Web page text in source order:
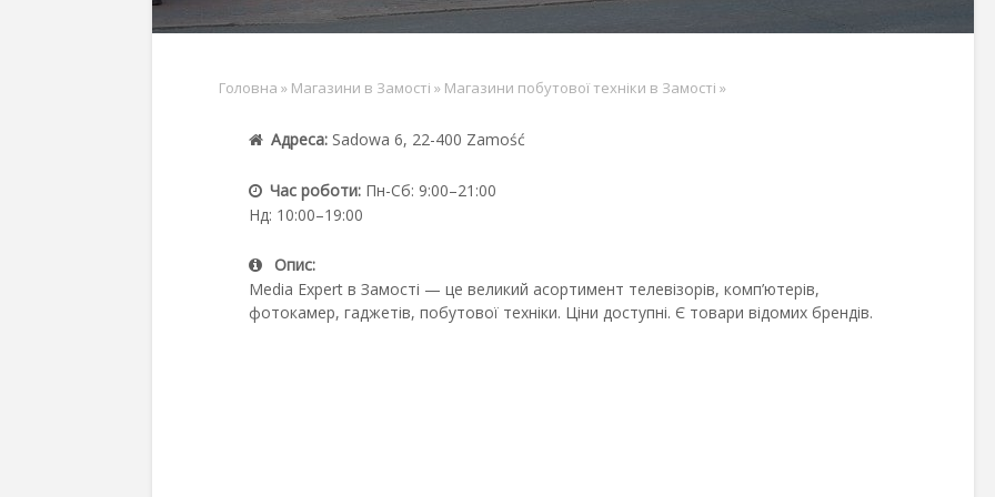
Головна » Магазини в Замості » Магазини побутової техніки в Замості »
Адреса: Sadowa 6, 22-400 Zamość
Час роботи: Пн-Сб: 9:00–21:00
Нд: 10:00–19:00
Опис:
Media Expert в Замості — це великий асортимент телевізорів, комп’ютерів,
фотокамер, гаджетів, побутової техніки. Ціни доступні. Є товари відомих брендів.